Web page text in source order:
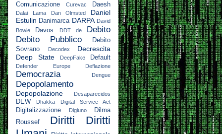
Comunicazione
Curevac Daesh
Dalai Lama Dan Olmsted
Daniel
Estulin Danimarca DARPA David
Bowie
Davos DDT de
Debito
Debito Pubblico
Debito
Sovrano
Decodex
Decrescita
Deep State
DeepFake Default
Defender Europe Deflazione
Democrazia Dengue
Depopolamento
Depopolazione Desaparecidos
DEW Dhakka Digital Service Act
Digitalizzazione Digiuno
Dilma
Roussef
Diritti
Diritti